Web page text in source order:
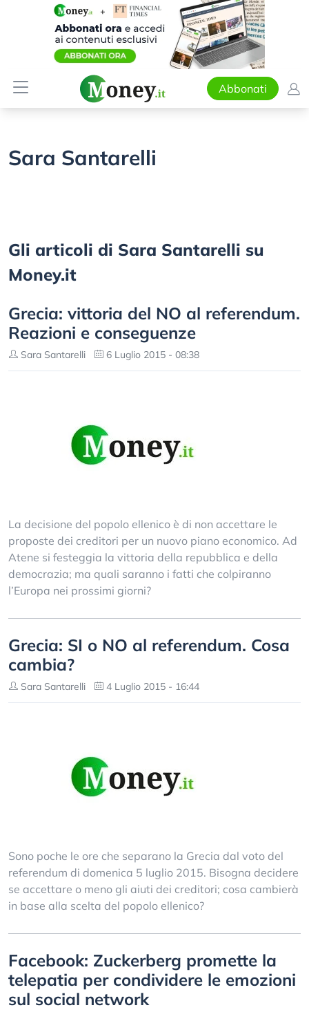
Abbonati
Sara Santarelli
Gli articoli di Sara Santarelli su
Money.it
Grecia: vittoria del NO al referendum.
Reazioni e conseguenze
Sara Santarelli 6 Luglio 2015 - 08:38
La decisione del popolo ellenico è di non accettare le
proposte dei creditori per un nuovo piano economico. Ad
Atene si festeggia la vittoria della repubblica e della
democrazia; ma quali saranno i fatti che colpiranno
l’Europa nei prossimi giorni?
Grecia: SI o NO al referendum. Cosa
cambia?
Sara Santarelli 4 Luglio 2015 - 16:44
Sono poche le ore che separano la Grecia dal voto del
referendum di domenica 5 luglio 2015. Bisogna decidere
se accettare o meno gli aiuti dei creditori; cosa cambierà
in base alla scelta del popolo ellenico?
Facebook: Zuckerberg promette la
telepatia per condividere le emozioni
sul social network